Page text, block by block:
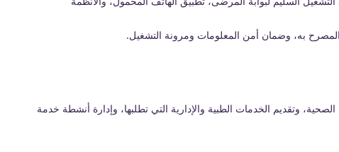
المصرح به، وضمان أمن المعلومات ومرونة التشغيل.
وتقديم الخدمات الطبية والإدارية التي تطلبها، وإدارة أنشطة خدمة